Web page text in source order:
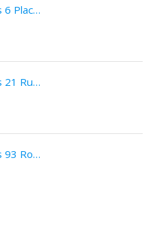
La Banque Postale Poitiers 6 Place des 3 Cités
La Banque Postale Poitiers 21 Rue des Ecossais
La Banque Postale Poitiers 93 Route de Gencay